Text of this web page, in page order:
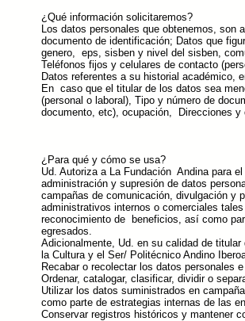
¿Qué información solicitaremos?
Los datos personales que obtenemos, son
documento de identificación; Datos que
genero, eps, sisben y nivel del sisben,
Teléfonos fijos y celulares de contacto
Datos referentes a su historial académico,
En caso que el titular de los datos sea
(personal o laboral), Tipo y número de
documento, etc), ocupación, Direcciones y
¿Para qué y cómo se usa?
Ud. Autoriza a La Fundación Andina para
administración y supresión de datos
campañas de comunicación, divulgación y
administrativos internos o comerciales
reconocimiento de beneficios, así como
egresados.
Adicionalmente, Ud. en su calidad de
la Cultura y el Ser/ Politécnico Andino
Recabar o recolectar los datos personales
Ordenar, catalogar, clasificar, dividir o
Utilizar los datos suministrados en
como parte de estrategias internas de las
Conservar registros históricos y mantener